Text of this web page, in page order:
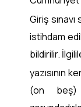
Giriş
istihdam
bildirilir.
yazısının
(on beş)